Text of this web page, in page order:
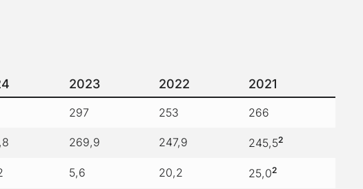
2023 2022 2021
297 253 266
269,9 247,9 245,52
5,6 20,2 25,02